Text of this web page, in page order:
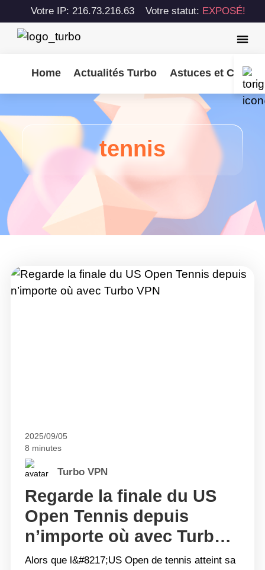
Votre IP: 216.73.216.63 Votre statut: EXPOSÉ!
Home Actualités Turbo Astuces et
tennis
2025/09/05
8 minutes
Turbo VPN
Regarde la finale du US
Open Tennis depuis
n’importe où avec Turbo
VPN
Alors que l&#8217;US Open de tennis atteint sa